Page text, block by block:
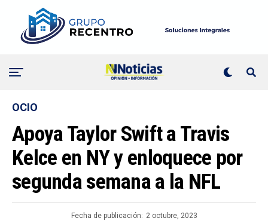
OCIO
Apoya Taylor Swift a Travis
Kelce en NY y enloquece por
segunda semana a la NFL
Fecha de publicación: 2 octubre, 2023